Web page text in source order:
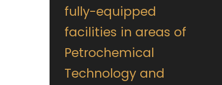
fully-equipped
facilities in areas of
Petrochemical
Technology and